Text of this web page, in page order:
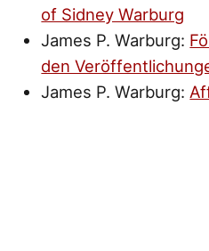
of Sidney Warburg
James P. Warburg:
den
James P. Warburg: